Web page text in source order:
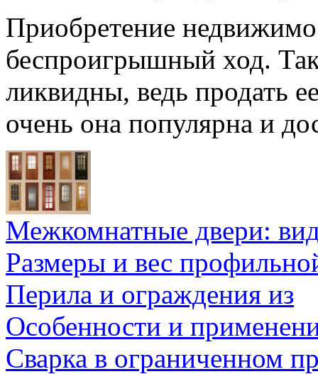
Приобретение
беспроигрышный ход.
ликвидны, ведь продать
очень она популярна и
Межкомнатные двери:
Размеры и вес
Перила и ограждения из
Особенности и
Сварка в ограниченном